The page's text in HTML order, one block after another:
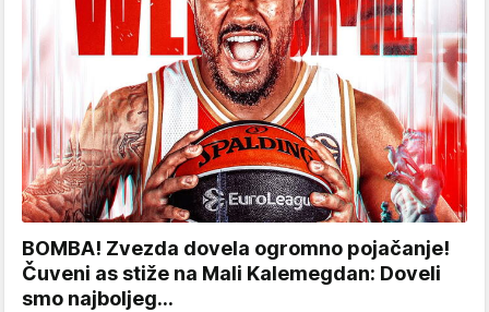
BOMBA! Zvezda dovela ogromno pojačanje!
Čuveni as stiže na Mali Kalemegdan: Doveli
smo najboljeg...